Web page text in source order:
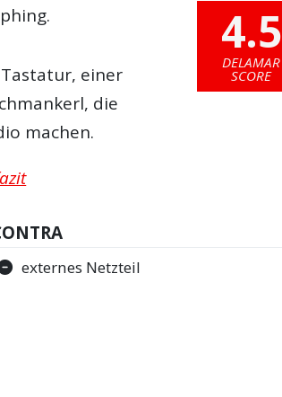
4.5
DELAMAR
SCORE
einer
die
machen.
externes Netzteil